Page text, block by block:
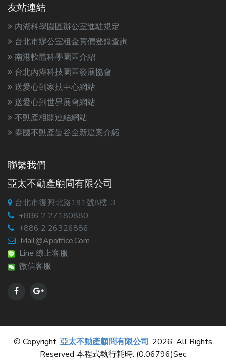
友站連結
內湖科學園區辦公室進駐規定
台北市辦公室租金實價登錄查詢
南港軟體科學園區介紹
台北內湖科技園區發展協會
送愛心到家扶中心網站
送愛心到世界展會網站
不動產相關連結網站
泰國不動產曼谷全新建案介紹
聯繫我們
亞太不動產顧問有限公司
台北市復興北路191號8樓-3
+886 2 27180880
+886 2 26326886
Mail@apoffice.com
Line 線上客服
微信客服
© Copyright 亞太不動產顧問有限公司 2026. All Rights
Reserved 本程式執行耗時: (0.06796)sec